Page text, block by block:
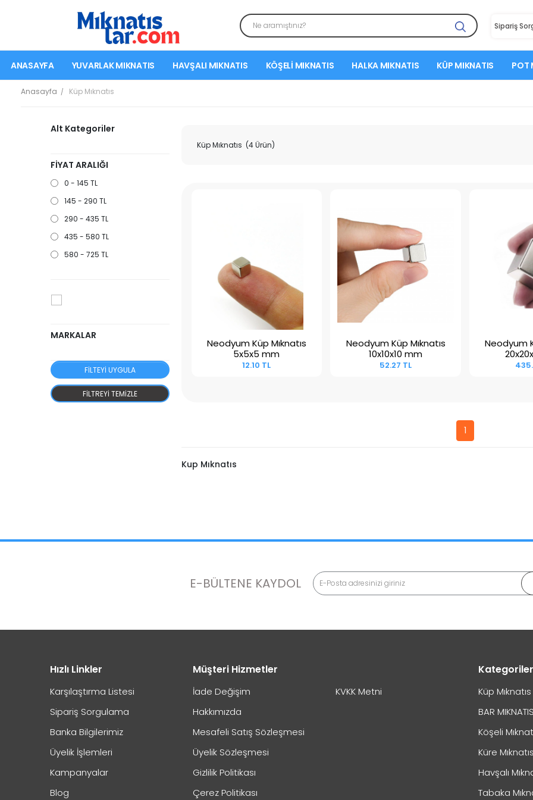
Sipariş
ANASAYFA YUVARLAK MIKNATIS HAVŞALI MIKNATIS KÖŞELI MIKNATIS HALKA MIKNATIS KÜP MIKNATIS POT
Anasayfa Küp Mıknatıs
Alt Kategoriler
FİYAT ARALIĞI
0 - 145 TL
145 - 290 TL
290 - 435 TL
435 - 580 TL
580 - 725 TL
MARKALAR
FILTEYI UYGULA
FILTREYI TEMIZLE
Küp Mıknatıs (4 Ürün)
Sepete Ekle
Neodyum Küp Mıknatıs
5x5x5 mm
12.10 TL
Sepete Ekle
Neodyum Küp Mıknatıs
10x10x10 mm
52.27 TL
Neodyum
1
Kup Mıknatıs
E-BÜLTENE KAYDOL
Hızlı Linkler
Karşılaştırma Listesi
Sipariş Sorgulama
Banka Bilgilerimiz
Üyelik İşlemleri
Kampanyalar
Blog
Müşteri Hizmetler
İade Değişim
Hakkımızda
Mesafeli Satış Sözleşmesi
Üyelik Sözleşmesi
Gizlilik Politikası
Çerez Politikası
KVKK Metni
Kategoriler
Küp Mıknatıs
BAR MIKNATIS
Köşeli
Küre Mıknatıs
Havşalı
Tabaka